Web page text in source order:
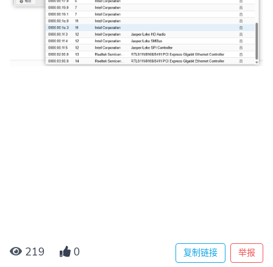
219 0 复制链接 举报